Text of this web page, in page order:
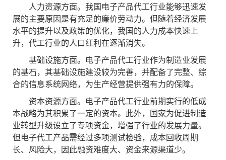
人力资源方面。我国电子产品代工行业能够迅速发
展的主要原因是有充足的廉价劳动力。但随着经济发展
水平的提升以及政策的优化，我国的人力成本快速上
升，代工行业的人口红利在逐渐消失。
基础设施方面。电子产品代工行业作为制造业发展
的基石，其基础设施建设较为完善，并配备了完整、综
合的信息系统网络，为生产经营提供强有力的保障。
资本资源方面。电子产品代工行业前期实行的低成
本战略为其积累了一定的资本。此外，国家为促进制造
业转型升级设立了专项资金，增强了行业的发展力量。
但电子代工产品需经过多项测试检验，成本回收周期
长、风险大，因此融资难度大、资金来源渠道少。